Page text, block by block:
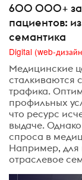
600 000+
пациентов:
семантика
Медицинские
сталкиваются
трафика.
профильных
что ресурс
выдаче.
спроса в
Например, для
отраслевое